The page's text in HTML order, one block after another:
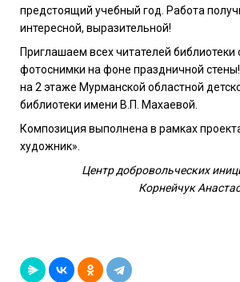
предстоящий учебный год. Работа
интересной, выразительной!
Приглашаем всех читателей
фотоснимки на фоне праздничной
на 2 этаже Мурманской областной
библиотеки имени В.П. Махаевой.
Композиция выполнена в рамках
художник».
Центр добровольческих
Корнейчук